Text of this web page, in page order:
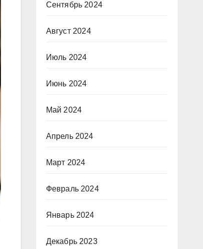
Сентябрь 2024
Август 2024
Июль 2024
Июнь 2024
Май 2024
Апрель 2024
Март 2024
Февраль 2024
Январь 2024
Декабрь 2023